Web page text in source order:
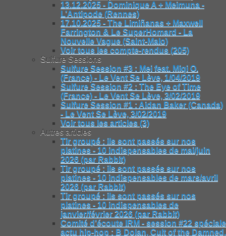
13.12.2025 - Dominique A + Meimuna -
L’Antipode (Rennes)
17.10.2025 - The Limiñanas + Maxwell
Farrington & Le SuperHomard - La
Nouvelle Vague (Saint-Malo)
Voir tous les compte-rendus (205)
Sulfure Sessions
Sulfure Session #3 : Mei feat. Miqi O.
(France) - Le Vent Se Lève, 1/04/2019
Sulfure Session #2 : The Eye of Time
(France) - Le Vent Se Lève, 3/02/2019
Sulfure Session #1 : Aidan Baker (Canada)
- Le Vent Se Lève, 3/02/2019
Voir tous les articles (3)
Autres articles
Tir groupé : ils sont passés sur nos
platines - 10 indispensables de mai/juin
2026 (par Rabbit)
Tir groupé : ils sont passés sur nos
platines - 10 indispensables de mars/avril
2026 (par Rabbit)
Tir groupé : ils sont passés sur nos
platines - 10 indispensables de
janvier/février 2026 (par Rabbit)
Comité d’écoute IRM - session #22 spéciale
actu hip-hop : B Dolan, Cult of the Damned,